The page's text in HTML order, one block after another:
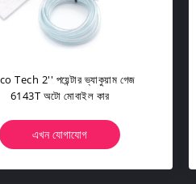
ফুয়েল লেভেল গেজ অটোমিটার সিনকো
2015BB 52mm অটো মোবাইল 12V
এখন যোগাযোগ